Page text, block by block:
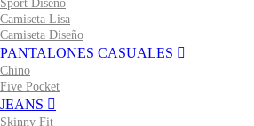
Sport Diseño
Camiseta Lisa
Camiseta Diseño
PANTALONES CASUALES
Chino
Five Pocket
JEANS
Skinny Fit